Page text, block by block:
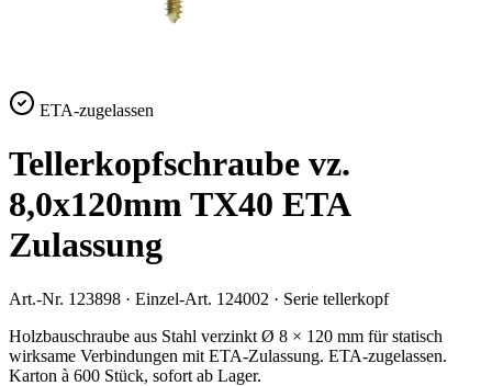
ETA-zugelassen
Tellerkopfschraube vz.
8,0x120mm TX40 ETA
Zulassung
Art.-Nr. 123898 · Einzel-Art. 124002 · Serie tellerkopf
Holzbauschraube aus Stahl verzinkt Ø 8 × 120 mm für statisch
wirksame Verbindungen mit ETA-Zulassung. ETA-zugelassen.
Karton à 600 Stück, sofort ab Lager.